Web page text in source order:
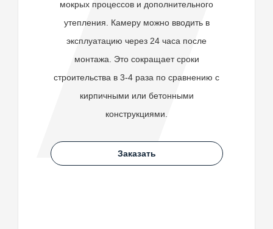
мокрых процессов и дополнительного
утепления. Камеру можно вводить в
эксплуатацию через 24 часа после
монтажа. Это сокращает сроки
строительства в 3-4 раза по сравнению с
кирпичными или бетонными
конструкциями.
Заказать